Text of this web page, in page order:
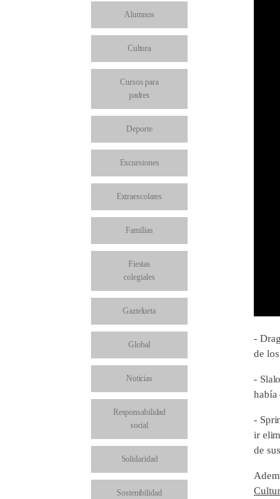
Alumnos
Cultura
Cursos para
padres
Deporte
Excursiones
Extraescolares
Familias
Fiestas
colegiales
Gaztelueta
Global
Noticias
Responsabilidad
social
Solidaridad
Sostenibilidad
-
de
-
había
-
ir
de